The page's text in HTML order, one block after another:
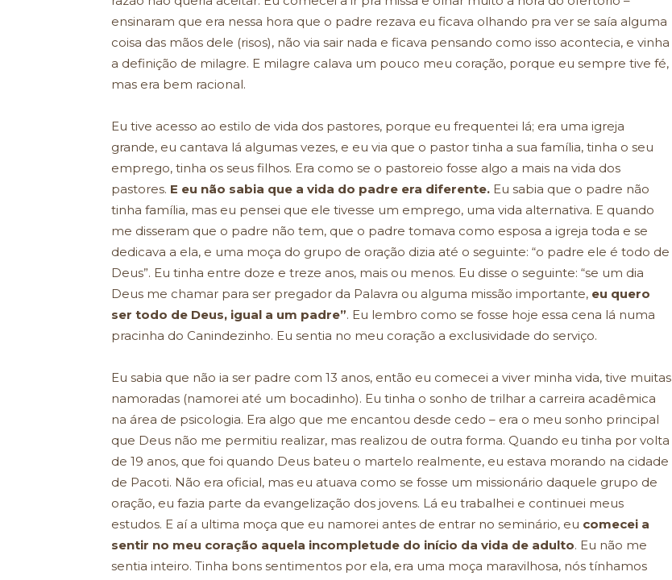
ensinaram que era nessa hora que o padre rezava eu ficava olhando pra ver se saía alguma
coisa das mãos dele (risos), não via sair nada e ficava pensando como isso acontecia, e vinha
a definição de milagre. E milagre calava um pouco meu coração, porque eu sempre tive fé,
mas era bem racional.
Eu tive acesso ao estilo de vida dos pastores, porque eu frequentei lá; era uma igreja
grande, eu cantava lá algumas vezes, e eu via que o pastor tinha a sua família, tinha o seu
emprego, tinha os seus filhos. Era como se o pastoreio fosse algo a mais na vida dos
pastores. E eu não sabia que a vida do padre era diferente. Eu sabia que o padre não
tinha família, mas eu pensei que ele tivesse um emprego, uma vida alternativa. E quando
me disseram que o padre não tem, que o padre tomava como esposa a igreja toda e se
dedicava a ela, e uma moça do grupo de oração dizia até o seguinte: “o padre ele é todo de
Deus”. Eu tinha entre doze e treze anos, mais ou menos. Eu disse o seguinte: “se um dia
Deus me chamar para ser pregador da Palavra ou alguma missão importante, eu quero
ser todo de Deus, igual a um padre”. Eu lembro como se fosse hoje essa cena lá numa
pracinha do Canindezinho. Eu sentia no meu coração a exclusividade do serviço.
Eu sabia que não ia ser padre com 13 anos, então eu comecei a viver minha vida, tive muitas
namoradas (namorei até um bocadinho). Eu tinha o sonho de trilhar a carreira acadêmica
na área de psicologia. Era algo que me encantou desde cedo – era o meu sonho principal
que Deus não me permitiu realizar, mas realizou de outra forma. Quando eu tinha por volta
de 19 anos, que foi quando Deus bateu o martelo realmente, eu estava morando na cidade
de Pacoti. Não era oficial, mas eu atuava como se fosse um missionário daquele grupo de
oração, eu fazia parte da evangelização dos jovens. Lá eu trabalhei e continuei meus
estudos. E aí a ultima moça que eu namorei antes de entrar no seminário, eu comecei a
sentir no meu coração aquela incompletude do início da vida de adulto. Eu não me
sentia inteiro. Tinha bons sentimentos por ela, era uma moça maravilhosa, nós tínhamos